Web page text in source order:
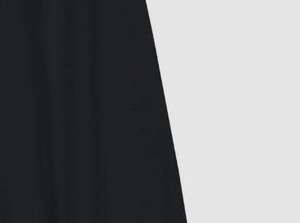
TELEFONIÜMBRISED
MÜÜGI- JA TAGASTUSTINGIMUSED